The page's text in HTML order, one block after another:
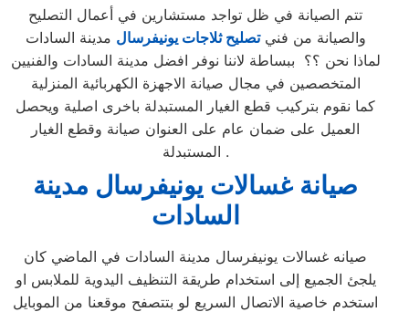
تتم الصيانة في ظل تواجد مستشارين في أعمال التصليح
والصيانة من فنيتصليح ثلاجات يونيفرسال مدينة السادات
لماذا نحن ؟؟ ببساطة لاننا نوفر افضل مدينة السادات والفنيين
المتخصصين في مجال صيانة الاجهزة الكهربائية المنزلية
كما نقوم بتركيب قطع الغيار المستبدلة باخرى اصلية ويحصل
العميل على ضمان عام على العنوان صيانة وقطع الغيار
المستبدلة .
صيانة غسالات يونيفرسال مدينة
السادات
صيانه غسالات يونيفرسال مدينة السادات في الماضي كان
يلجئ الجميع إلى استخدام طريقة التنظيف اليدوية للملابس او
استخدم خاصية الاتصال السريع لو بتتصفح موقعنا من الموبايل